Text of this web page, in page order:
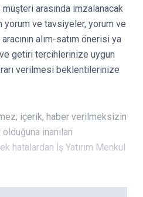
arasında imzalanacak
yorum ve tavsiyeler, yorum ve
alım-satım önerisi ya
getiri tercihlerinize uygun
verilmesi beklentilerinize
içerik, haber verilmeksizin
inanılan
hatalardan İş Yatırım Menkul